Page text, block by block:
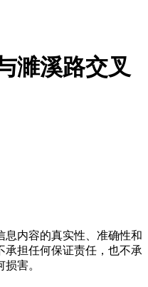
濉溪路交叉
息内容的真实性、准确性和
承担任何保证责任，也不承
害。